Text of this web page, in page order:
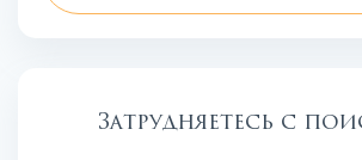
Затрудняетесь с